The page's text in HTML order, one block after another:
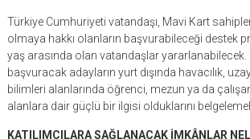
Türkiye Cumhuriyeti vatandaşı, Mavi Kart
olmaya hakkı olanların başvurabileceği destek
yaş arasında olan vatandaşlar
başvuracak adayların yurt dışında havacılık,
bilimleri alanlarında öğrenci, mezun ya da
alanlara dair güçlü bir ilgisi olduklarını
KATILIMCILARA SAĞLANACAK İMKÂNLAR